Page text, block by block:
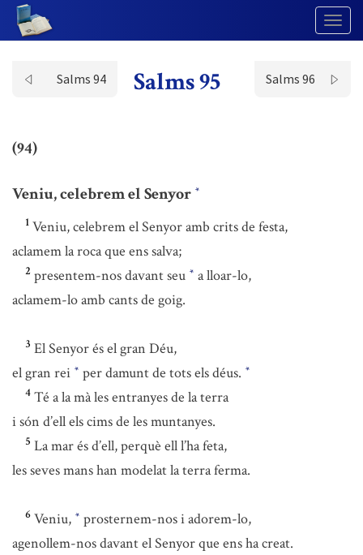
Salms 94 Salms 95 Salms 96
(94)
Veniu, celebrem el Senyor *
1 Veniu, celebrem el Senyor amb crits de festa,
aclamem la roca que ens salva;
2 presentem-nos davant seu * a lloar-lo,
aclamem-lo amb cants de goig.
3 El Senyor és el gran Déu,
el gran rei * per damunt de tots els déus. *
4 Té a la mà les entranyes de la terra
i són d’ell els cims de les muntanyes.
5 La mar és d’ell, perquè ell l’ha feta,
les seves mans han modelat la terra ferma.
6 Veniu, * prosternem-nos i adorem-lo,
agenollem-nos davant el Senyor que ens ha creat.